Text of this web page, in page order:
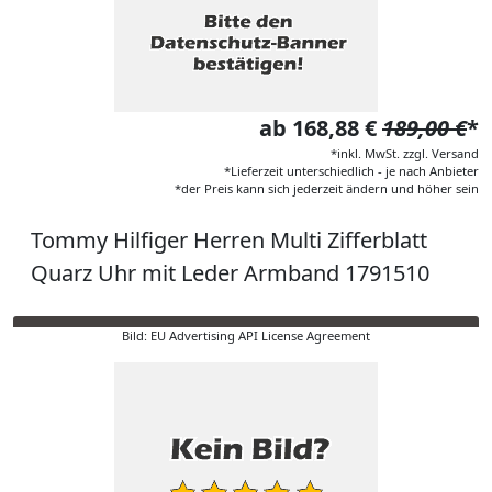
ab 168,88 €189,00 €*
*inkl. MwSt. zzgl. Versand
*Lieferzeit unterschiedlich - je nach Anbieter
*der Preis kann sich jederzeit ändern und höher sein
Tommy Hilfiger Herren Multi Zifferblatt
Quarz Uhr mit Leder Armband 1791510
Bild: EU Advertising API License Agreement